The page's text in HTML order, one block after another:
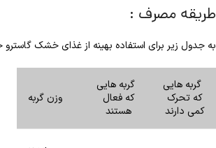
طریقه مصرف :
به جدول زیر برای استفاده بهینه از غذای خشک گاسترو
گربه هایی
که تحرک
کمی دارند
گربه هایی
که فعال
هستند
وزن گربه